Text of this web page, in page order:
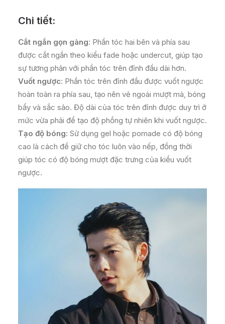
Chi tiết:
Cắt ngắn gọn gàng: Phần tóc hai bên và phía sau
được cắt ngắn theo kiểu fade hoặc undercut, giúp tạo
sự tương phản với phần tóc trên đỉnh đầu dài hơn.
Vuốt ngược: Phần tóc trên đỉnh đầu được vuốt ngược
hoàn toàn ra phía sau, tạo nên vẻ ngoài mượt mà, bóng
bẩy và sắc sảo. Độ dài của tóc trên đỉnh được duy trì ở
mức vừa phải để tạo độ phồng tự nhiên khi vuốt ngược.
Tạo độ bóng: Sử dụng gel hoặc pomade có độ bóng
cao là cách để giữ cho tóc luôn vào nếp, đồng thời
giúp tóc có độ bóng mượt đặc trưng của kiểu vuốt
ngược.